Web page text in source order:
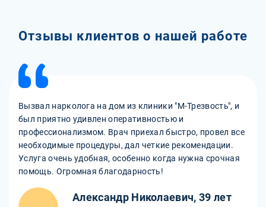
Отзывы клиентов о нашей работе
Вызвал нарколога на дом из клиники "М-Трезвость", и
был приятно удивлен оперативностью и
профессионализмом. Врач приехал быстро, провел все
необходимые процедуры, дал четкие рекомендации.
Услуга очень удобная, особенно когда нужна срочная
помощь. Огромная благодарность!
Александр Николаевич, 39 лет